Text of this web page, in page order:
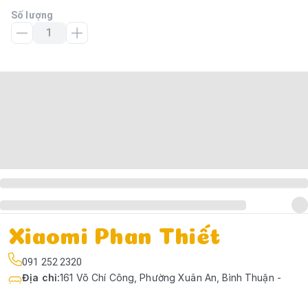
Số lượng
Xiaomi Phan Thiết
091 252 2320
Địa chỉ:161 Võ Chí Công, Phường Xuân An, Bình Thuận -